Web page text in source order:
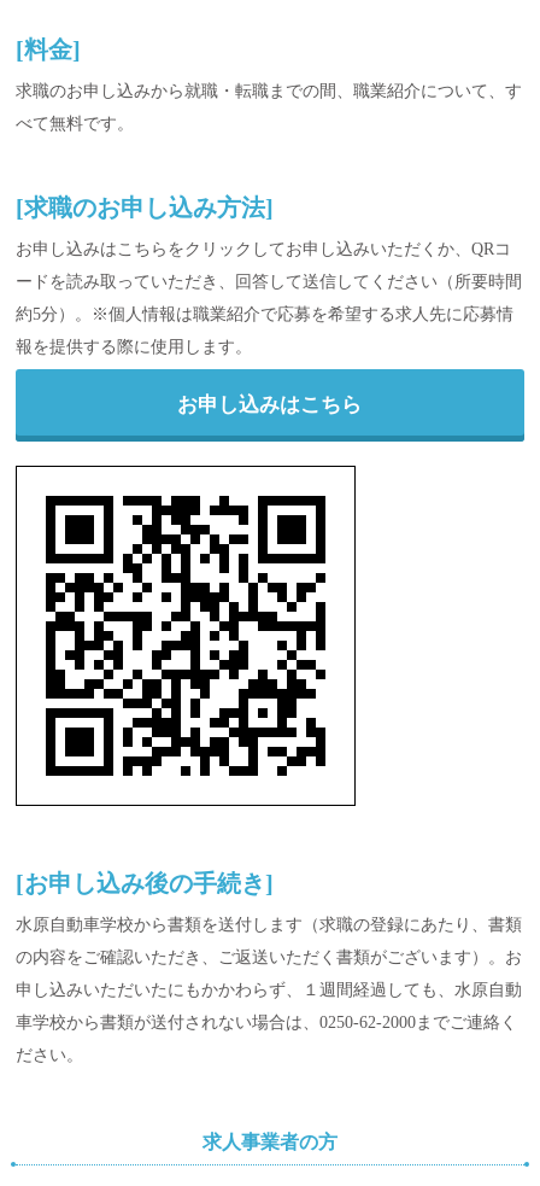
[料金]
求職のお申し込みから就職・転職までの間、職業紹介について、す
べて無料です。
[求職のお申し込み方法]
お申し込みはこちらをクリックしてお申し込みいただくか、QRコ
ードを読み取っていただき、回答して送信してください（所要時間
約5分）。※個人情報は職業紹介で応募を希望する求人先に応募情
報を提供する際に使用します。
お申し込みはこちら
[お申し込み後の手続き]
水原自動車学校から書類を送付します（求職の登録にあたり、書類
の内容をご確認いただき、ご返送いただく書類がございます）。お
申し込みいただいたにもかかわらず、１週間経過しても、水原自動
車学校から書類が送付されない場合は、0250-62-2000までご連絡く
ださい。
求人事業者の方